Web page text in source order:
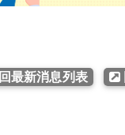
回最新消息列表